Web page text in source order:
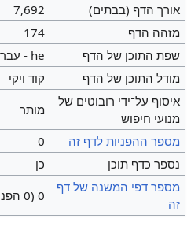
אורך הדף (בבתים)
7,692
מזהה הדף
174
שפת התוכן של הדף
he - עברית
מודל התוכן של הדף
קוד ויקי
איסוף על־ידי רובוטים של
מנועי חיפוש
מותר
מספר ההפניות לדף זה
0
נספר כדף תוכן
כן
מספר דפי המשנה של דף
זה
0 (0 הפניות; 0 דפים רגילים)